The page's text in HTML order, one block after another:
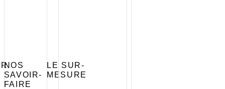
NOS
SAVOIR-
FAIRE
LE SUR-
MESURE